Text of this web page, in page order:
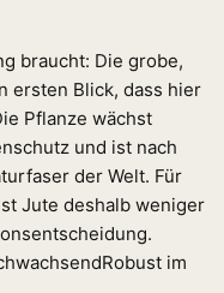
braucht: Die grobe,
ersten Blick, dass hier
Pflanze wächst
und ist nach
der Welt. Für
Jute deshalb weniger
Robust im